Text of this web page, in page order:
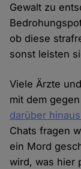
Gewalt zu
ob diese
sonst leisten
Viele Ärzte
mit dem
darüber
Chats fragen
ein Mord
wird, was hier